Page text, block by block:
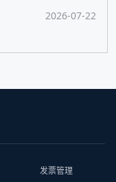
2026-07-22
发票管理